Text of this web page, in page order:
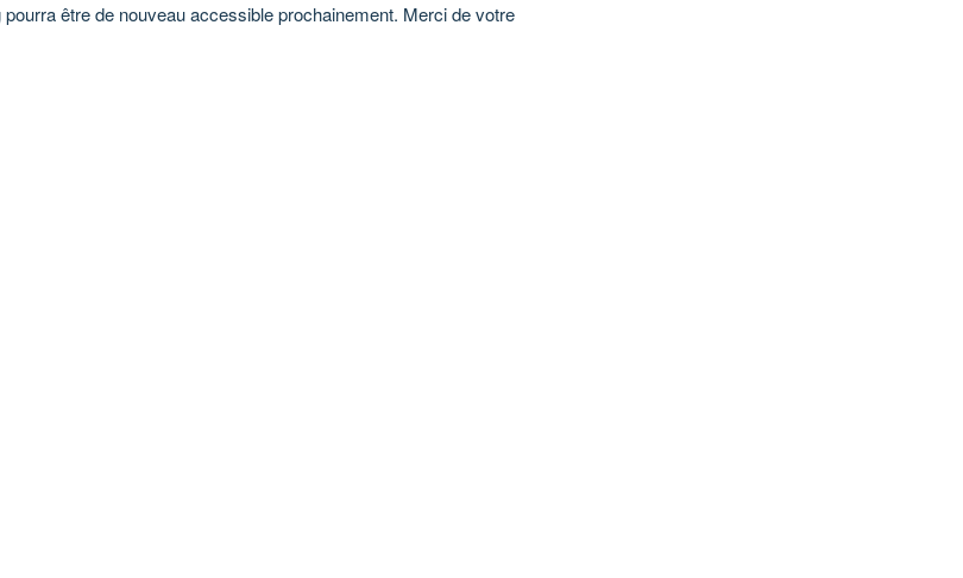
être de nouveau accessible prochainement. Merci de votre